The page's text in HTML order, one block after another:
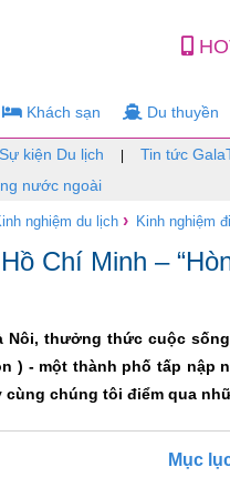
Khách sạn Du thuyền
kiện Du lịch Tin tức
nước ngoài
nghiệm du lịch › Kinh nghiệm
Chí Minh –
Nôi, thưởng thức cuộc
) - một thành phố tấp
cùng chúng tôi điểm qua
Mục